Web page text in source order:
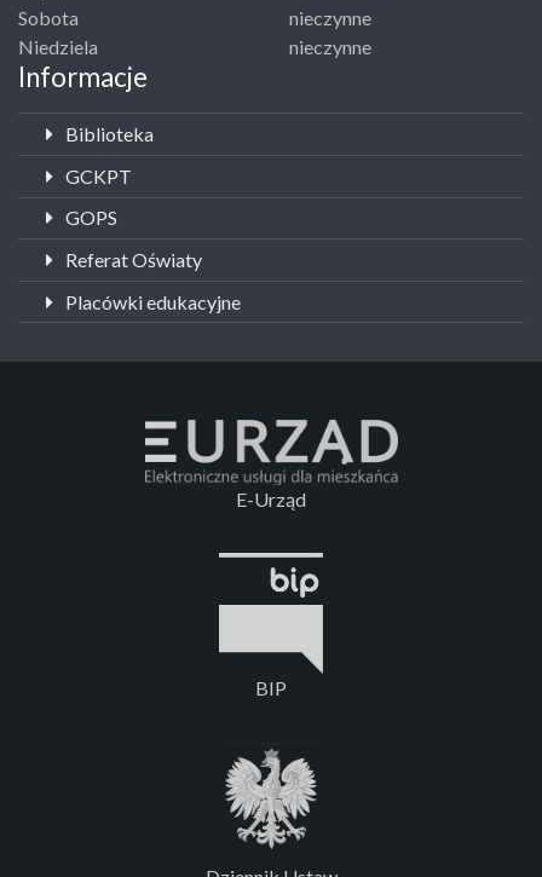
Sobota
nieczynne
Niedziela
nieczynne
Informacje
Biblioteka
GCKPT
GOPS
Referat Oświaty
Placówki edukacyjne
E-Urząd
BIP